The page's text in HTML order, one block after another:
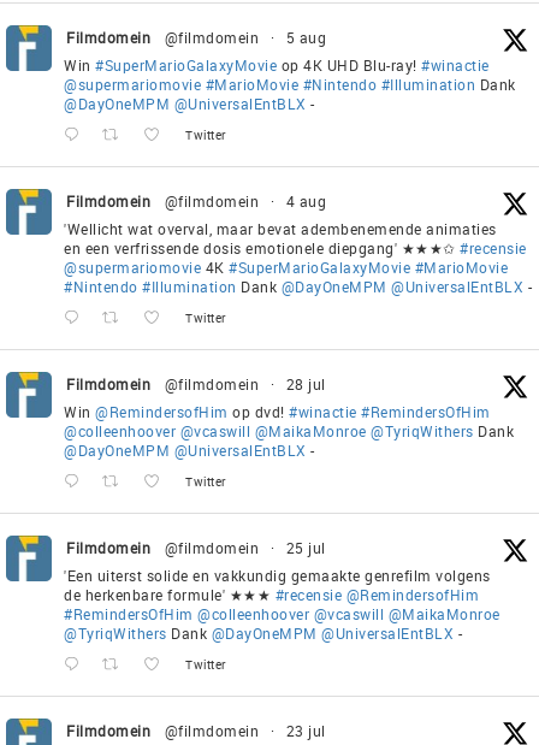
Filmdomein @filmdomein ·
5 aug
Win #SuperMarioGalaxyMovie op 4K UHD Blu-ray! #winactie
@supermariomovie #MarioMovie #Nintendo #Illumination Dank
@DayOneMPM @UniversalEntBLX -
Twitter
Filmdomein @filmdomein ·
4 aug
'Wellicht wat overval, maar bevat adembenemende animaties
en een verfrissende dosis emotionele diepgang' ★★★✩ #recensie
@supermariomovie 4K #SuperMarioGalaxyMovie #MarioMovie
#Nintendo #Illumination Dank @DayOneMPM @UniversalEntBLX -
Twitter
Filmdomein @filmdomein ·
28 jul
Win @RemindersofHim op dvd! #winactie #RemindersOfHim
@colleenhoover @vcaswill @MaikaMonroe @TyriqWithers Dank
@DayOneMPM @UniversalEntBLX -
Twitter
Filmdomein @filmdomein ·
25 jul
'Een uiterst solide en vakkundig gemaakte genrefilm volgens
de herkenbare formule' ★★★ #recensie @RemindersofHim
#RemindersOfHim @colleenhoover @vcaswill @MaikaMonroe
@TyriqWithers Dank @DayOneMPM @UniversalEntBLX -
Twitter
Filmdomein @filmdomein ·
23 jul